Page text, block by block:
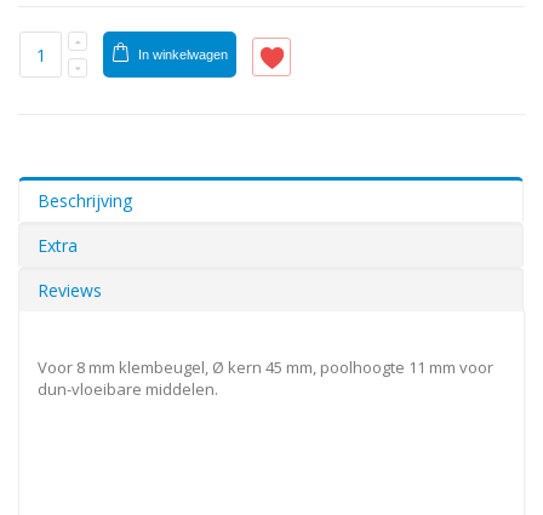
In winkelwagen
Beschrijving
Extra
Reviews
Voor 8 mm klembeugel, Ø kern 45 mm, poolhoogte 11 mm voor
dun-vloeibare middelen.